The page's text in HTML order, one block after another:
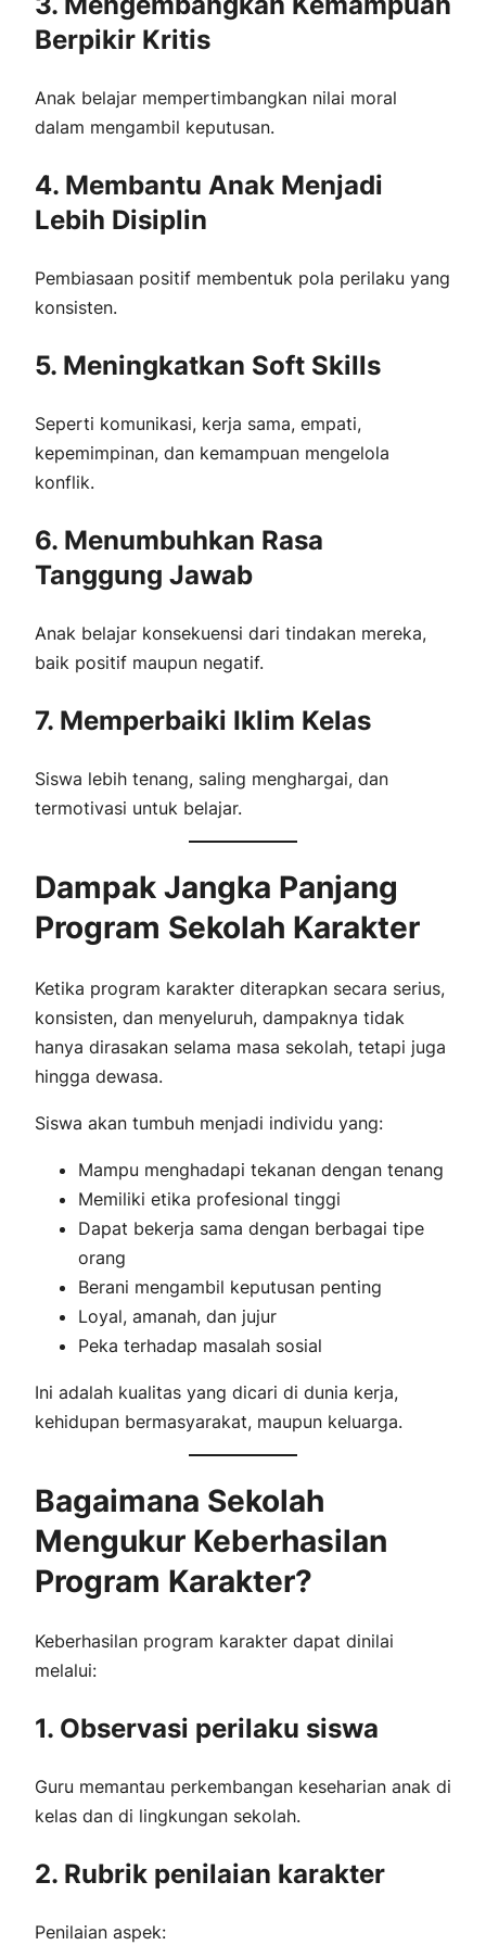
Berpikir Kritis
Anak belajar mempertimbangkan nilai moral
dalam mengambil keputusan.
4. Membantu Anak Menjadi
Lebih Disiplin
Pembiasaan positif membentuk pola perilaku yang
konsisten.
5. Meningkatkan Soft Skills
Seperti komunikasi, kerja sama, empati,
kepemimpinan, dan kemampuan mengelola
konflik.
6. Menumbuhkan Rasa
Tanggung Jawab
Anak belajar konsekuensi dari tindakan mereka,
baik positif maupun negatif.
7. Memperbaiki Iklim Kelas
Siswa lebih tenang, saling menghargai, dan
termotivasi untuk belajar.
Dampak Jangka Panjang
Program Sekolah Karakter
Ketika program karakter diterapkan secara serius,
konsisten, dan menyeluruh, dampaknya tidak
hanya dirasakan selama masa sekolah, tetapi juga
hingga dewasa.
Siswa akan tumbuh menjadi individu yang:
Mampu menghadapi tekanan dengan tenang
Memiliki etika profesional tinggi
Dapat bekerja sama dengan berbagai tipe
orang
Berani mengambil keputusan penting
Loyal, amanah, dan jujur
Peka terhadap masalah sosial
Ini adalah kualitas yang dicari di dunia kerja,
kehidupan bermasyarakat, maupun keluarga.
Bagaimana Sekolah
Mengukur Keberhasilan
Program Karakter?
Keberhasilan program karakter dapat dinilai
melalui:
1. Observasi perilaku siswa
Guru memantau perkembangan keseharian anak di
kelas dan di lingkungan sekolah.
2. Rubrik penilaian karakter
Penilaian aspek: